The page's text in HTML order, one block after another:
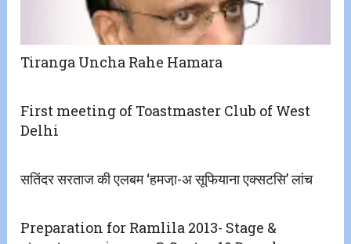
Tiranga Uncha Rahe Hamara
First meeting of Toastmaster Club of West
Delhi
सतिंदर सरताज की एलबम ‘हमजा़-अ सूफियाना एक्सटसि’ लांच
Preparation for Ramlila 2013- Stage &